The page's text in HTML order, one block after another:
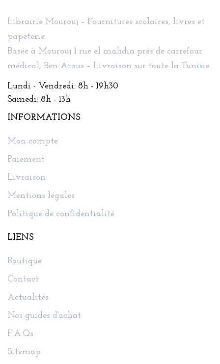
Librairie Mourouj – Fournitures scolaires, livres et
papeterie.
Basée à Mourouj 1 rue el mahdia prés de carrefour
médical, Ben Arous – Livraison sur toute la Tunisie.
Lundi - Vendredi: 8h - 19h30
Samedi: 8h - 13h
INFORMATIONS
Mon compte
Paiement
Livraison
Mentions légales
Politique de confidentialité
LIENS
Boutique
Contact
Actualités
Nos guides d'achat
F.A.Qs
Sitemap